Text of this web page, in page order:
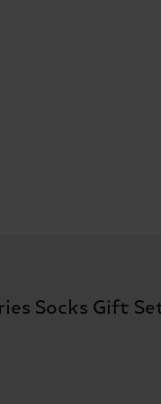
Socks Gift